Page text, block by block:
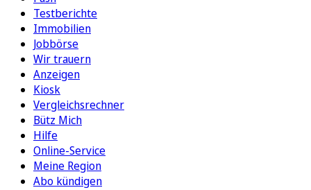
Testberichte
Immobilien
Jobbörse
Wir trauern
Anzeigen
Kiosk
Vergleichsrechner
Bütz Mich
Hilfe
Online-Service
Meine Region
Abo kündigen